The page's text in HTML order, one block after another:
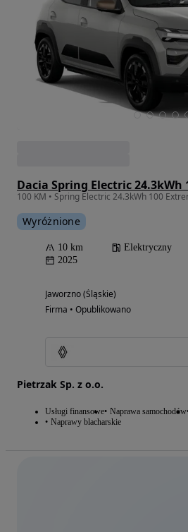
Dacia Spring Electric 24.3kWh
100 KM • Spring Electric 24.3kWh 100
Wyróżnione
10 km Elektryczny
2025
Jaworzno (Śląskie)
Firma • Opublikowano
Pietrzak Sp. z o.o.
Usługi finansowe Naprawa samochodów
Naprawy blacharskie